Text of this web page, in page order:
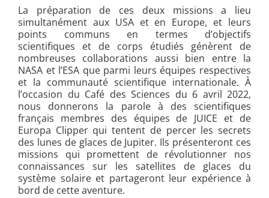
La préparation de ces deux missions a lieu
simultanément aux USA et en Europe, et leurs
points communs en termes d’objectifs
scientifiques et de corps étudiés génèrent de
nombreuses collaborations aussi bien entre la
NASA et l’ESA que parmi leurs équipes respectives
et la communauté scientifique internationale. À
l’occasion du Café des Sciences du 6 avril 2022,
nous donnerons la parole à des scientifiques
français membres des équipes de JUICE et de
Europa Clipper qui tentent de percer les secrets
des lunes de glaces de Jupiter. Ils présenteront ces
missions qui promettent de révolutionner nos
connaissances sur les satellites de glaces du
système solaire et partageront leur expérience à
bord de cette aventure.